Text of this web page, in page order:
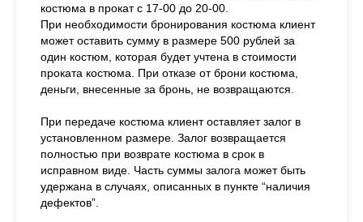
костюма в прокат с 17-00 до 20-00.
При необходимости бронирования костюма клиент
может оставить сумму в размере 500 рублей за
один костюм, которая будет учтена в стоимости
проката костюма. При отказе от брони костюма,
деньги, внесенные за бронь, не возвращаются.
При передаче костюма клиент оставляет залог в
установленном размере. Залог возвращается
полностью при возврате костюма в срок в
исправном виде. Часть суммы залога может быть
удержана в случаях, описанных в пункте “наличия
дефектов”.